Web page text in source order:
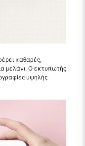
καθαρές,
μελάνι. Ο εκτυπωτής
υψηλής